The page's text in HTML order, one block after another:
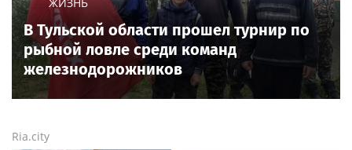
В Тульской области прошел турнир по
рыбной ловле среди команд
железнодорожников
Ria.city